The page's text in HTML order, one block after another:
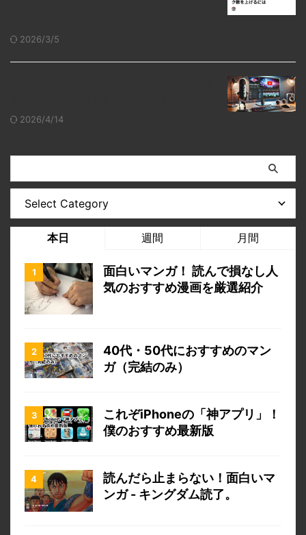
2026/3/5
2026/4/14
本日 週間 月間
面白いマンガ！ 読んで損なし人
気のおすすめ漫画を厳選紹介
40代・50代におすすめのマン
ガ（完結のみ）
これぞiPhoneの「神アプリ」！
僕のおすすめ最新版
読んだら止まらない！面白いマ
ンガ - キングダム読了。